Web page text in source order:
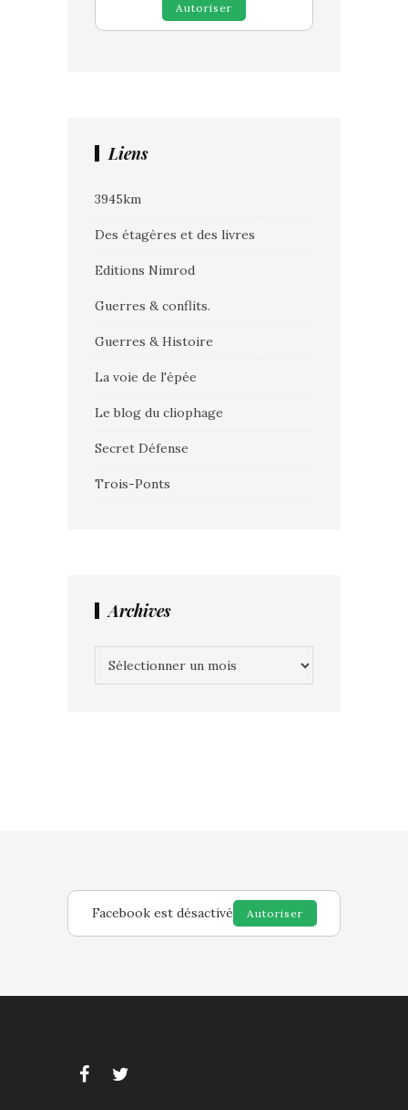
Autoriser
Liens
3945km
Des étagères et des livres
Editions Nimrod
Guerres & conflits.
Guerres & Histoire
La voie de l'épée
Le blog du cliophage
Secret Défense
Trois-Ponts
Archives
Facebook est désactivé Autoriser